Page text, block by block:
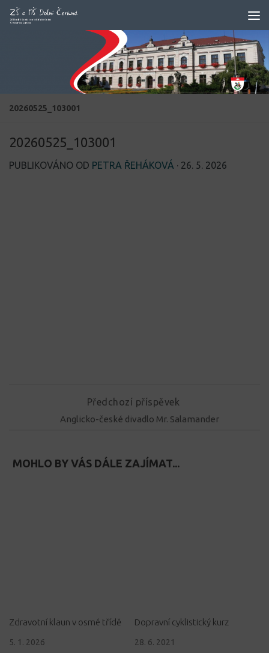
Skip to content
20260525_103001
20260525_103001
PUBLIKOVÁNO OD PETRA ŘEHÁKOVÁ · 26. 5. 2026
Předchozí příspěvek
Anglicko-české divadlo Mr. Salamander
MOHLO BY VÁS DÁLE ZAJÍMAT...
Zdravotní klaun v osmé třídě
5. 1. 2026
Dopravní cyklistický kurz
28. 6. 2021